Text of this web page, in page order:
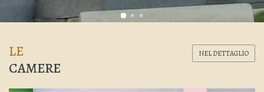
LE
CAMERE
NEL DETTAGLIO